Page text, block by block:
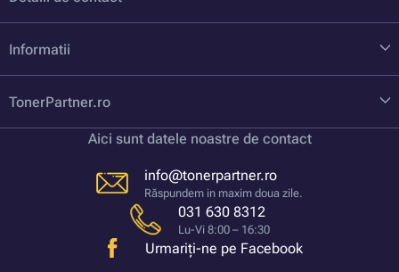
Informatii
TonerPartner.ro
Aici sunt datele noastre de contact
info@tonerpartner.ro
Răspundem in maxim doua zile.
031 630 8312
Lu-Vi 8:00 – 16:30
Urmariți-ne pe Facebook